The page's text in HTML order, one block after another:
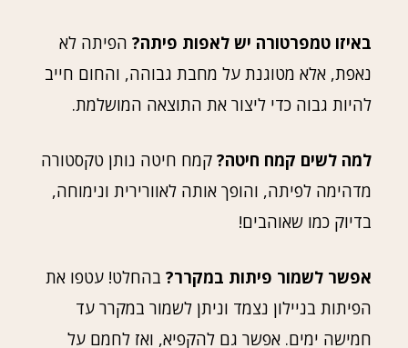
באיזו טמפרטורה יש לאפות פיתה? הפיתה לא
נאפת, אלא מטוגנת על מחבת גבוהה, והחום חייב
להיות גבוה כדי ליצור את התוצאה המושלמת.
למה לשים קמח חיטה? קמח חיטה נותן טקסטורה
מדהימה לפיתה, והופך אותה לאוורירית ונימוחה,
בדיוק כמו שאוהבים!
אפשר לשמור פיתות במקרר? בהחלט! עטפו את
הפיתות בניילון נצמד וניתן לשמור במקרר עד
חמישה ימים. אפשר גם להקפיא, ואז לחמם על